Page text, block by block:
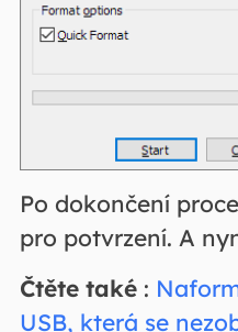
Po dokončení
pro potvrzení. A
Čtěte také:
USB, která se